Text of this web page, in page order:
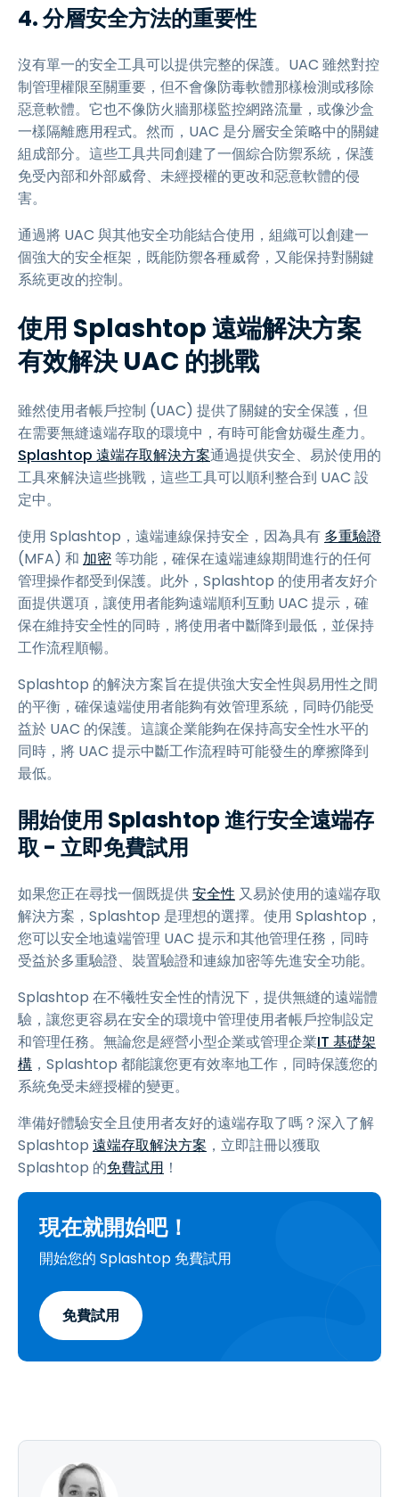
4. 分層安全方法的重要性
沒有單一的安全工具可以提供完整的保護。UAC 雖然對控
制管理權限至關重要，但不會像防毒軟體那樣檢測或移除
惡意軟體。它也不像防火牆那樣監控網路流量，或像沙盒
一樣隔離應用程式。然而，UAC 是分層安全策略中的關鍵
組成部分。這些工具共同創建了一個綜合防禦系統，保護
免受內部和外部威脅、未經授權的更改和惡意軟體的侵
害。
通過將 UAC 與其他安全功能結合使用，組織可以創建一
個強大的安全框架，既能防禦各種威脅，又能保持對關鍵
系統更改的控制。
使用 Splashtop 遠端解決方案
有效解決 UAC 的挑戰
雖然使用者帳戶控制 (UAC) 提供了關鍵的安全保護，但
在需要無縫遠端存取的環境中，有時可能會妨礙生產力。
Splashtop 遠端存取解決方案通過提供安全、易於使用的
工具來解決這些挑戰，這些工具可以順利整合到 UAC 設
定中。
使用 Splashtop，遠端連線保持安全，因為具有 多重驗證
(MFA) 和 加密 等功能，確保在遠端連線期間進行的任何
管理操作都受到保護。此外，Splashtop 的使用者友好介
面提供選項，讓使用者能夠遠端順利互動 UAC 提示，確
保在維持安全性的同時，將使用者中斷降到最低，並保持
工作流程順暢。
Splashtop 的解決方案旨在提供強大安全性與易用性之間
的平衡，確保遠端使用者能夠有效管理系統，同時仍能受
益於 UAC 的保護。這讓企業能夠在保持高安全性水平的
同時，將 UAC 提示中斷工作流程時可能發生的摩擦降到
最低。
開始使用 Splashtop 進行安全遠端存
取 - 立即免費試用
如果您正在尋找一個既提供安全性又易於使用的遠端存取
解決方案，Splashtop 是理想的選擇。使用 Splashtop，
您可以安全地遠端管理 UAC 提示和其他管理任務，同時
受益於多重驗證、裝置驗證和連線加密等先進安全功能。
Splashtop 在不犧牲安全性的情況下，提供無縫的遠端體
驗，讓您更容易在安全的環境中管理使用者帳戶控制設定
和管理任務。無論您是經營小型企業或管理企業IT 基礎架
構 ，Splashtop 都能讓您更有效率地工作，同時保護您的
系統免受未經授權的變更。
準備好體驗安全且使用者友好的遠端存取了嗎？深入了解
Splashtop 遠端存取解決方案 ，立即註冊以獲取
Splashtop 的免費試用 ！
現在就開始吧！
開始您的 Splashtop 免費試用
免費試用